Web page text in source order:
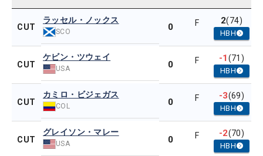
CUT
ラッセル・ノックス
SCO 0 F 2(74)
HBH
CUT
ケビン・ツウェイ
USA 0 F -1(71)
HBH
CUT
カミロ・ビジェガス
COL 0 F -3(69)
HBH
CUT
グレイソン・マレー
USA 0 F -2(70)
HBH